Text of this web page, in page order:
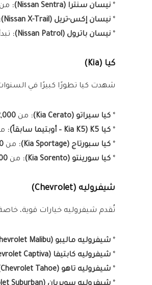
* نيسان سنترا (Nissan Sentra): من
* نيسان إكس-تريل (Nissan X-Trail):
* نيسان باترول (Nissan Patrol):
كيا (Kia)
شهدت كيا تطورًا كبيرًا في
* كيا سيراتو (Kia Cerato): من
* كيا K5 (Kia K5 – أوبتيما سابقاً):
* كيا سبورتاج (Kia Sportage): من
* كيا سورينتو (Kia Sorento): من
شيفروليه (Chevrolet)
تُقدم شيفروليه خيارات قوية،
* شيفروليه ماليبو (Chevrolet Malibu):
* شيفروليه كابتيفا (Chevrolet Captiva):
* شيفروليه تاهو (Chevrolet Tahoe):